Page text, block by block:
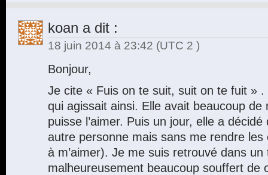
koan a dit :
18 juin 2014 à 23:42 (UTC 2 )
Bonjour,
Je cite « Fuis on te suit, suit on te fuit » .
qui agissait ainsi. Elle avait beaucoup de
puisse l’aimer. Puis un jour, elle a décidé
autre personne mais sans me rendre les
à m’aimer). Je me suis retrouvé dans un
malheureusement beaucoup souffert de